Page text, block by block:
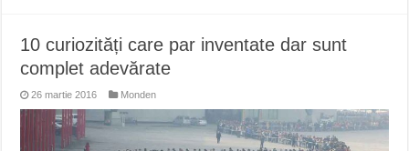
10 curiozități care par inventate dar sunt
complet adevărate
26 martie 2016 Monden